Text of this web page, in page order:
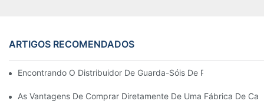
ARTIGOS RECOMENDADOS
Encontrando O Distribuidor De Guarda-Sóis De Praia Ideal
As Vantagens De Comprar Diretamente De Uma Fábrica De